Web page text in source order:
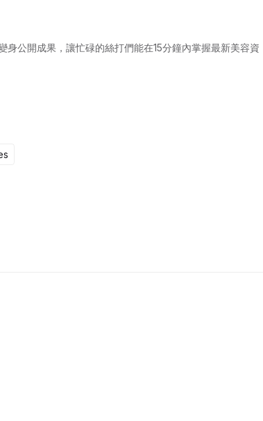
公開成果，讓忙碌的絲打們能在15分鐘內掌握最新美容資